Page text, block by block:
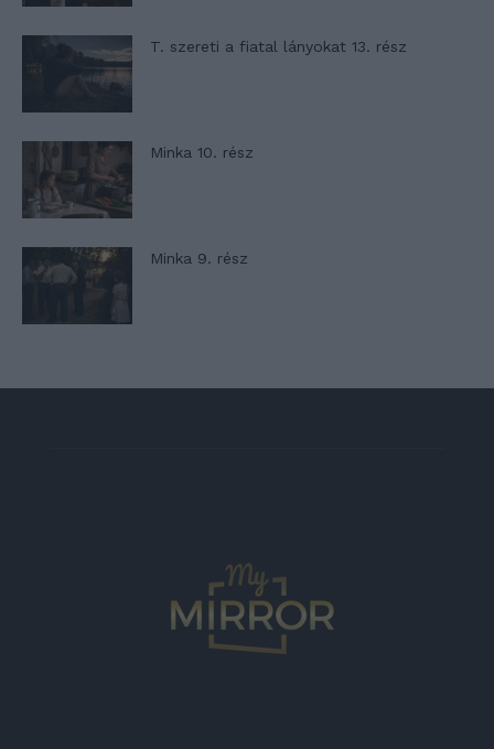
T. szereti a fiatal lányokat 13. rész
Minka 10. rész
Minka 9. rész